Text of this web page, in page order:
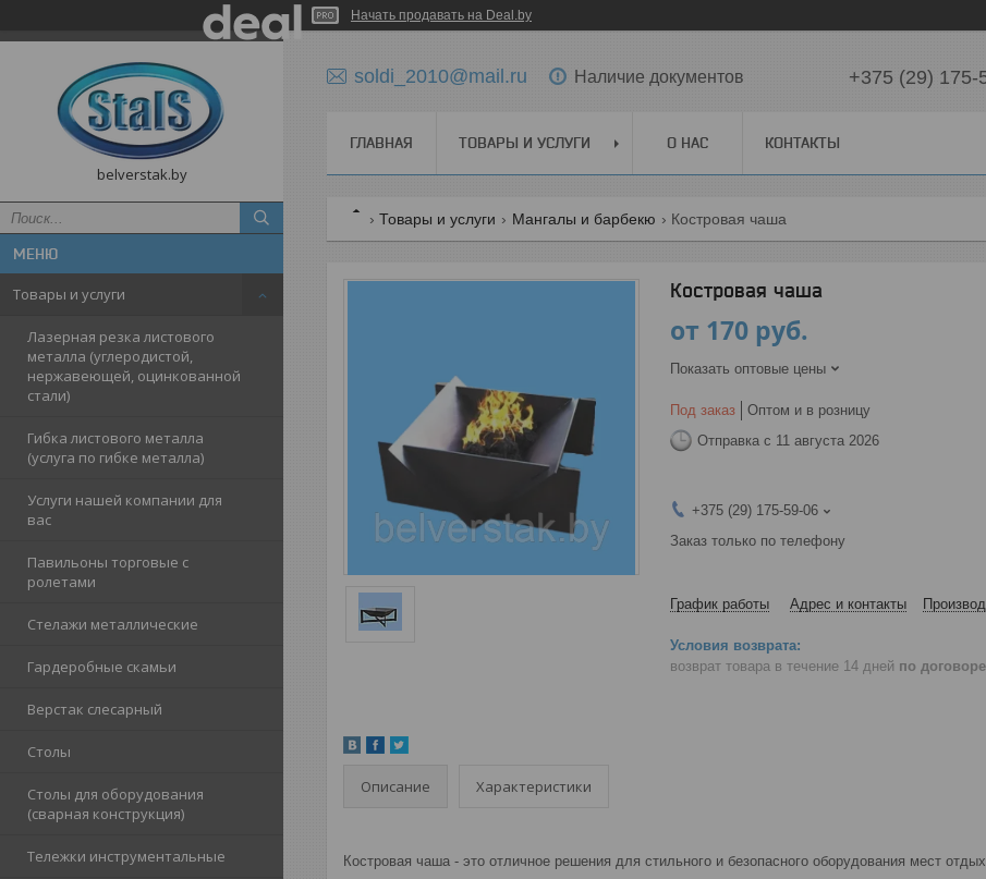
Начать продавать на Deal.by
belverstak.by
Товары и услуги
Лазерная резка листового
металла (углеродистой,
нержавеющей, оцинкованной
стали)
Гибка листового металла
(услуга по гибке металла)
Услуги нашей компании для
вас
Павильоны торговые с
ролетами
Стелажи металлические
Гардеробные скамьи
Верстак слесарный
Столы
Столы для оборудования
(сварная конструкция)
Тележки инструментальные
soldi_2010@mail.ru Наличие документов +375 (29) 175-
ГЛАВНАЯ ТОВАРЫ И УСЛУГИ О НАС КОНТАКТЫ
Товары и услуги Мангалы и барбекю Костровая чаша
Костровая чаша
от 170 руб.
Показать оптовые цены
Под заказ
Оптом и в розницу
Отправка с 11 августа 2026
+375 (29) 175-59-06
Заказ только по телефону
График работы Адрес и контакты
возврат товара в течение 14 дней по
Описание Характеристики
Костровая чаша - это отличное решения для стильного и безопасного оборудования мест